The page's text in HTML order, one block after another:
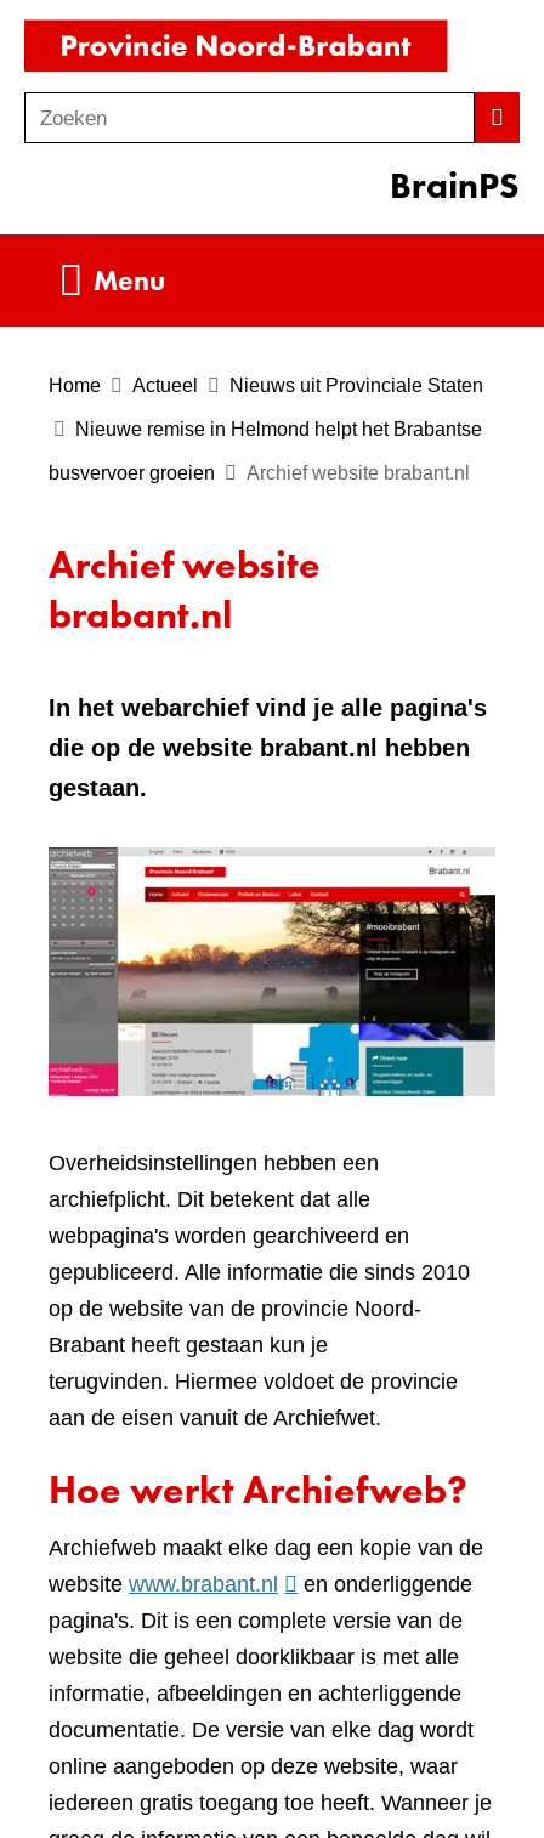
Ga
de
inhoud
o
Zoeken
BrainPS
Menu
Home Actueel Nieuws uit Provinciale Staten
Nieuwe remise in Helmond helpt het Brabantse
busvervoer groeien Archief website brabant.nl
Archief website
brabant.nl
In het webarchief vind je alle pagina's
die op de website brabant.nl hebben
gestaan.
Overheidsinstellingen hebben een
archiefplicht. Dit betekent dat alle
webpagina's worden gearchiveerd en
gepubliceerd. Alle informatie die sinds 2010
op de website van de provincie Noord-
Brabant heeft gestaan kun je
terugvinden. Hiermee voldoet de provincie
aan de eisen vanuit de Archiefwet.
Hoe werkt Archiefweb?
Archiefweb maakt elke dag een kopie van de
website www.brabant.nl (verwijst
naar
een
andere
website)
en onderliggende
pagina's. Dit is een complete versie van de
website die geheel doorklikbaar is met alle
informatie, afbeeldingen en achterliggende
documentatie. De versie van elke dag wordt
online aangeboden op deze website, waar
iedereen gratis toegang toe heeft. Wanneer je